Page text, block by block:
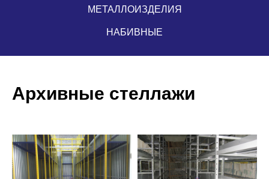
МЕТАЛЛОИЗДЕЛИЯ
НАБИВНЫЕ
Архивные стеллажи